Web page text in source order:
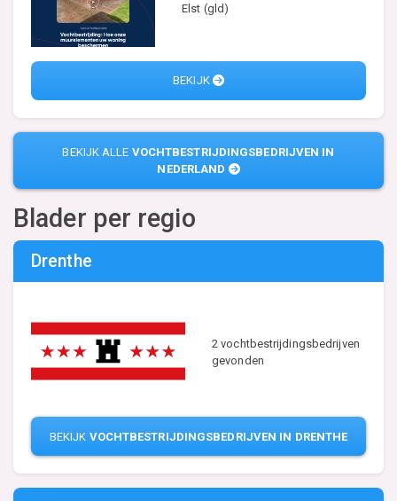
Elst (gld)
BEKIJK
BEKIJK ALLE VOCHTBESTRIJDINGSBEDRIJVEN IN
NEDERLAND
Blader per regio
Drenthe
2 vochtbestrijdingsbedrijven
gevonden
BEKIJK VOCHTBESTRIJDINGSBEDRIJVEN IN DRENTHE